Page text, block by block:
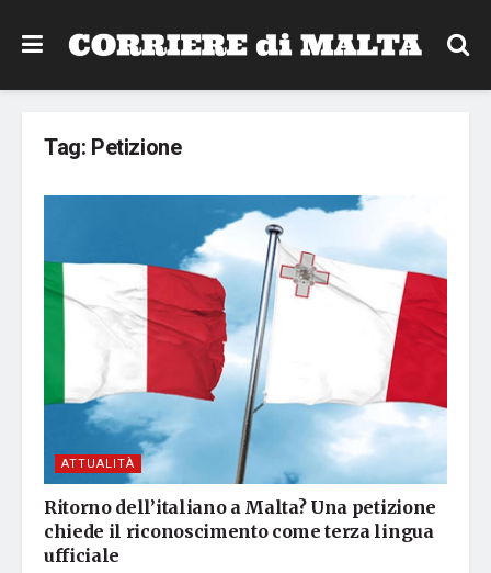
Tag: Petizione
ATTUALITÀ
Ritorno dell’italiano a Malta? Una petizione
chiede il riconoscimento come terza lingua
ufficiale